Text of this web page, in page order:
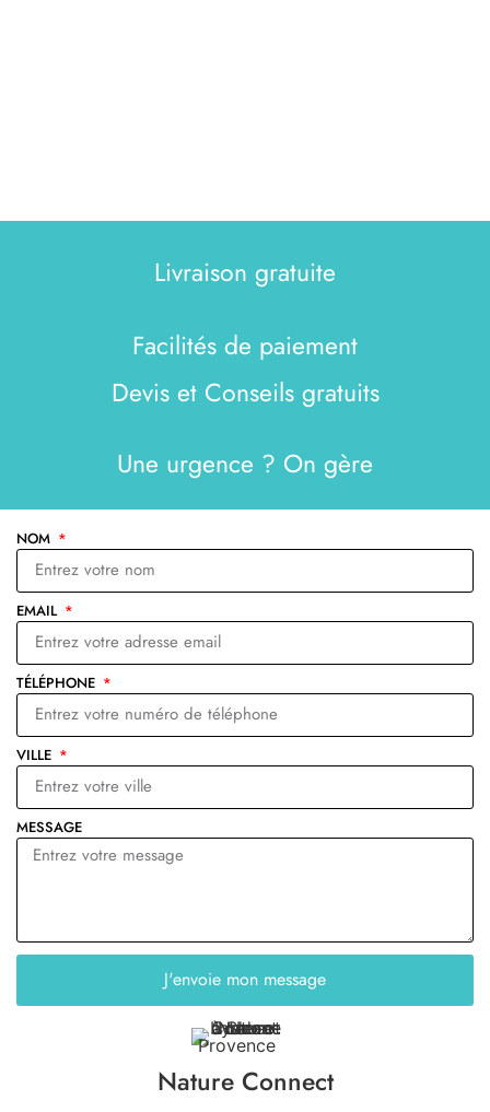
Livraison gratuite
Facilités de paiement
Devis et Conseils gratuits
Une urgence ? On gère
NOM
EMAIL
TÉLÉPHONE
VILLE
MESSAGE
J'envoie mon message
Nature Connect